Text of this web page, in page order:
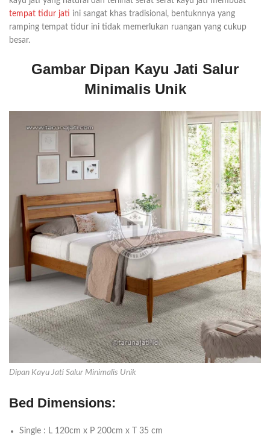
tempat tidur jati ini sangat khas tradisional, bentuknnya yang
ramping tempat tidur ini tidak memerlukan ruangan yang cukup
besar.
Gambar Dipan Kayu Jati Salur
Minimalis Unik
Dipan Kayu Jati Salur Minimalis Unik
Bed Dimensions:
Single : L 120cm x P 200cm x T 35 cm